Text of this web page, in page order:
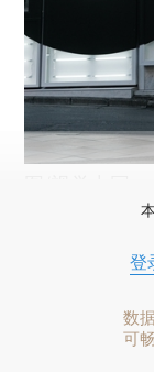
登
数
可